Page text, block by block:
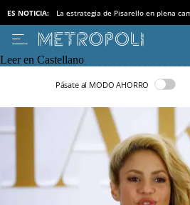
ES NOTICIA: La estrategia de Pisarello en plena
Leer en Castellano
Pásate al MODO AHORRO